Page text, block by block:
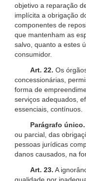
objetivo a reparação
implícita a obrigação
componentes de
que mantenham as
salvo, quanto a estes
consumidor.
Art. 22. Os
concessionárias,
forma de
serviços adequados,
essenciais, contínuos.
Parágrafo único.
ou parcial, das
pessoas jurídicas
danos causados, na
Art. 23. A
qualidade por